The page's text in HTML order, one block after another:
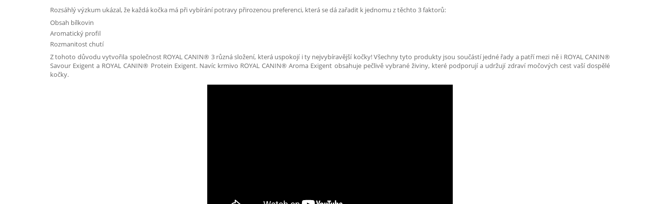
Rozsáhlý výzkum ukázal, že každá kočka má při vybírání potravy přirozenou preferenci, která se dá zařadit k jednomu z těchto 3 faktorů:
Obsah bílkovin
Aromatický profil
Rozmanitost chutí
Z tohoto důvodu vytvořila společnost ROYAL CANIN® 3 různá složení, která uspokojí i ty nejvybíravější kočky! Všechny tyto produkty jsou součástí jedné řady a patří mezi ně i ROYAL CANIN®
Savour Exigent a ROYAL CANIN® Protein Exigent. Navíc krmivo ROYAL CANIN® Aroma Exigent obsahuje pečlivě vybrané živiny, které podporují a udržují zdraví močových cest vaší dospělé
kočky.